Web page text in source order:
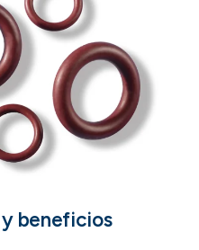
beneficios